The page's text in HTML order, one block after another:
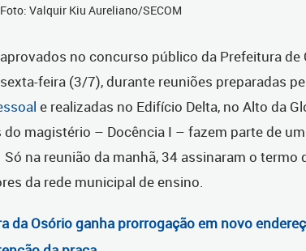
Valquir Kiu Aureliano/SECOM
no concurso público da Prefeitura de
feira (3/7), durante reuniões preparadas
e realizadas no Edifício Delta, no Alto da
magistério – Docência I – fazem parte de
na reunião da manhã, 34 assinaram o termo
da rede municipal de ensino.
da Osório ganha prorrogação em novo